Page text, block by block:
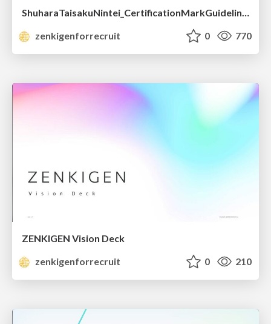
zenkigenforrecruit
0 770
ZENKIGEN Vision Deck
zenkigenforrecruit
0 210